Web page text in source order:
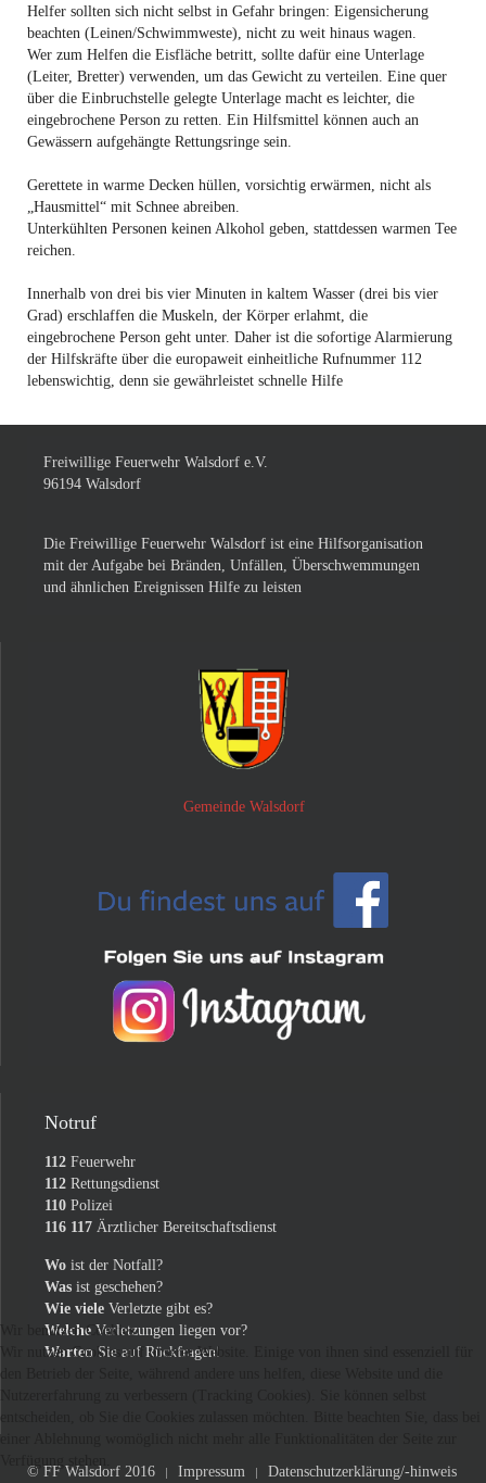
Helfer sollten sich nicht selbst in Gefahr bringen: Eigensicherung
beachten (Leinen/Schwimmweste), nicht zu weit hinaus wagen.
Wer zum Helfen die Eisfläche betritt, sollte dafür eine Unterlage
(Leiter, Bretter) verwenden, um das Gewicht zu verteilen. Eine quer
über die Einbruchstelle gelegte Unterlage macht es leichter, die
eingebrochene Person zu retten. Ein Hilfsmittel können auch an
Gewässern aufgehängte Rettungsringe sein.
Gerettete in warme Decken hüllen, vorsichtig erwärmen, nicht als
„Hausmittel“ mit Schnee abreiben.
Unterkühlten Personen keinen Alkohol geben, stattdessen warmen Tee
reichen.
Innerhalb von drei bis vier Minuten in kaltem Wasser (drei bis vier
Grad) erschlaffen die Muskeln, der Körper erlahmt, die
eingebrochene Person geht unter. Daher ist die sofortige Alarmierung
der Hilfskräfte über die europaweit einheitliche Rufnummer 112
lebenswichtig, denn sie gewährleistet schnelle Hilfe
Freiwillige Feuerwehr Walsdorf e.V.
96194 Walsdorf
Die Freiwillige Feuerwehr Walsdorf ist eine Hilfsorganisation
mit der Aufgabe bei Bränden, Unfällen, Überschwemmungen
und ähnlichen Ereignissen Hilfe zu leisten
Gemeinde Walsdorf
Notruf
112 Feuerwehr
112 Rettungsdienst
110 Polizei
116 117 Ärztlicher Bereitschaftsdienst
Wo ist der Notfall?
Was ist geschehen?
Wie viele Verletzte gibt es?
Welche Verletzungen liegen vor?
Warten Sie auf Rückfragen!
© FF Walsdorf 2016 Impressum Datenschutzerklärung/-hinweis
Wir benutzen Cookies
Wir nutzen Cookies auf unserer Website. Einige von ihnen sind essenziell für
einer Ablehnung womöglich nicht mehr alle Funktionalitäten der Seite zur